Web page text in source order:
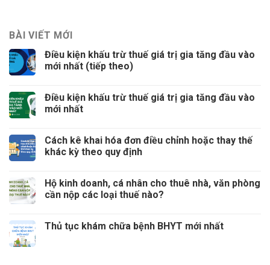
BÀI VIẾT MỚI
Điều kiện khấu trừ thuế giá trị gia tăng đầu vào
mới nhất (tiếp theo)
Điều kiện khấu trừ thuế giá trị gia tăng đầu vào
mới nhất
Cách kê khai hóa đơn điều chỉnh hoặc thay thế
khác kỳ theo quy định
Hộ kinh doanh, cá nhân cho thuê nhà, văn phòng
cần nộp các loại thuế nào?
Thủ tục khám chữa bệnh BHYT mới nhất